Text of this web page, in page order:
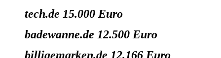
tech.de 15.000 Euro
badewanne.de 12.500 Euro
billigemarken.de 12.166 Euro